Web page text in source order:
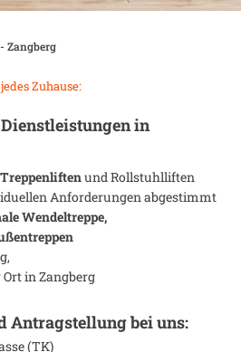
- Zangberg
Zuhause:
in
Treppenliftenund Rollstuhlliften
Anforderungen abgestimmt
Wendeltreppe,
Ort inZangberg
Antragstellung bei uns:
(TK)